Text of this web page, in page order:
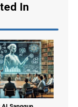
In
Lompatan Besar